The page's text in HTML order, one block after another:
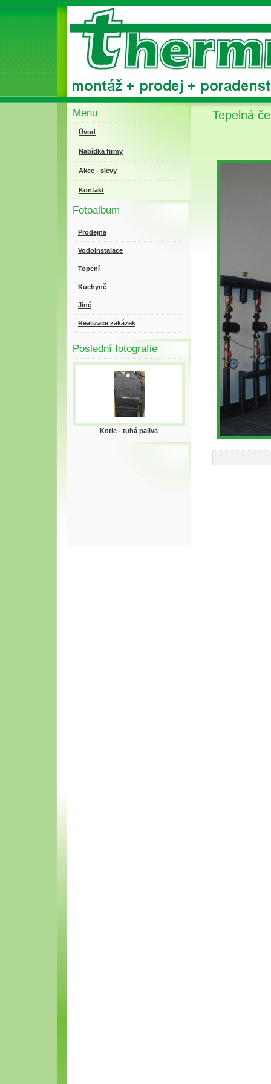
Menu
Úvod
Nabídka firmy
Akce - slevy
Kontakt
Fotoalbum
Prodejna
Vodoinstalace
Topení
Kuchyně
Jiné
Realizace zakázek
Poslední fotografie
Kotle - tuhá paliva
Tepelná